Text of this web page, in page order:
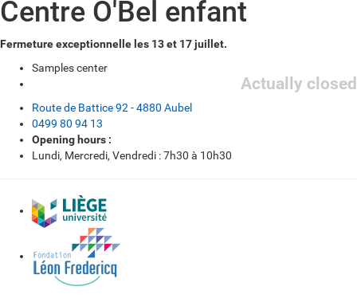
Centre O'Bel enfant
Fermeture exceptionnelle les 13 et 17 juillet.
Samples center
Actually closed
Route de Battice 92 - 4880 Aubel
0499 80 94 13
Opening hours :
Lundi, Mercredi, Vendredi : 7h30 à 10h30